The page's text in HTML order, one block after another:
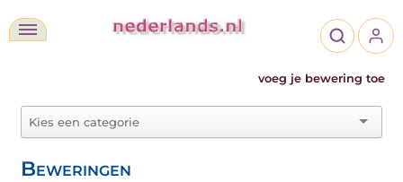
voeg je bewering toe
Beweringen